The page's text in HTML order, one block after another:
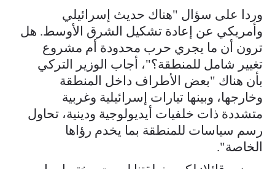
وردا على سؤال "هناك حديث إسرائيلي
وأمريكي عن إعادة تشكيل الشرق الأوسط. هل
ترون أن ما يجري حرب محدودة أم مشروع
تغيير شامل للمنطقة؟"، أجاب الوزير التركي
بأن هناك "بعض الأطراف داخل المنطقة
وخارجها، وبينها تيارات إسرائيلية وغربية
متشددة ذات خلفيات أيديولوجية ودينية، تحاول
رسم سياسات للمنطقة بما يخدم رؤاها
الخاصة".